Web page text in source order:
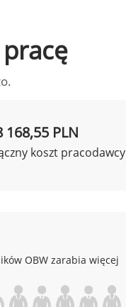
168,55 PLN
koszt pracodawcy
OBW zarabia więcej